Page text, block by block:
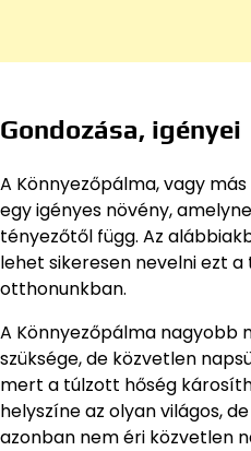
Gondozása, igényei
A Könnyezőpálma, vagy
egy igényes növény,
tényezőtől függ. Az
lehet sikeresen nevelni ezt
otthonunkban.
A Könnyezőpálma nagyobb
szüksége, de közvetlen
mert a túlzott hőség
helyszíne az olyan világos,
azonban nem éri közvetlen